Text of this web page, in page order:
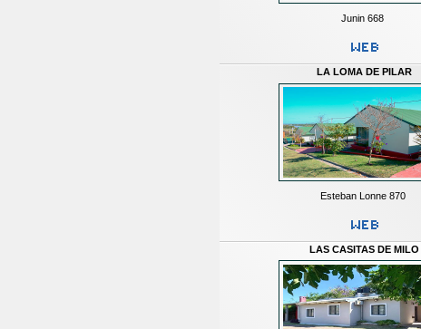
Junin 668
LA LOMA DE PILAR
Esteban Lonne 870
LAS CASITAS DE MILO